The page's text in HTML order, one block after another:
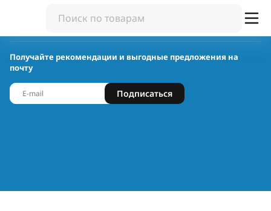
Получайте рекомендации и выгодные предложения на
почту
Подписаться